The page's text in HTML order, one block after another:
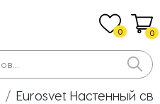
0 0
Eurosvet Настенный